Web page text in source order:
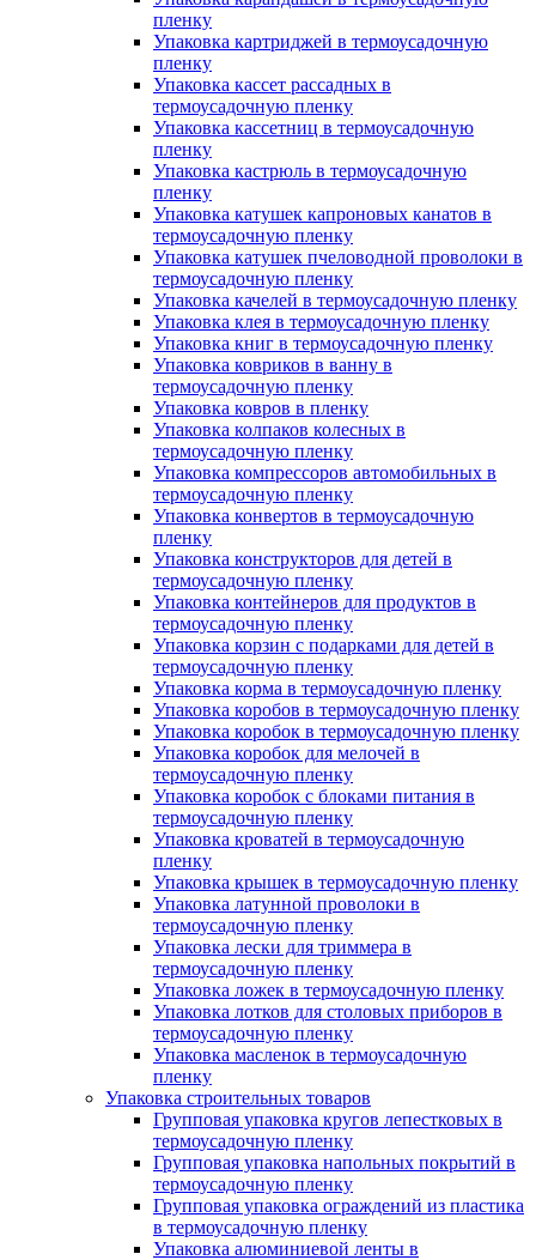
пленку
Упаковка картриджей в термоусадочную
пленку
Упаковка кассет рассадных в
термоусадочную пленку
Упаковка кассетниц в термоусадочную
пленку
Упаковка кастрюль в термоусадочную
пленку
Упаковка катушек капроновых канатов в
термоусадочную пленку
Упаковка катушек пчеловодной проволоки в
термоусадочную пленку
Упаковка качелей в термоусадочную пленку
Упаковка клея в термоусадочную пленку
Упаковка книг в термоусадочную пленку
Упаковка ковриков в ванну в
термоусадочную пленку
Упаковка ковров в пленку
Упаковка колпаков колесных в
термоусадочную пленку
Упаковка компрессоров автомобильных в
термоусадочную пленку
Упаковка конвертов в термоусадочную
пленку
Упаковка конструкторов для детей в
термоусадочную пленку
Упаковка контейнеров для продуктов в
термоусадочную пленку
Упаковка корзин с подарками для детей в
термоусадочную пленку
Упаковка корма в термоусадочную пленку
Упаковка коробов в термоусадочную пленку
Упаковка коробок в термоусадочную пленку
Упаковка коробок для мелочей в
термоусадочную пленку
Упаковка коробок с блоками питания в
термоусадочную пленку
Упаковка кроватей в термоусадочную
пленку
Упаковка крышек в термоусадочную пленку
Упаковка латунной проволоки в
термоусадочную пленку
Упаковка лески для триммера в
термоусадочную пленку
Упаковка ложек в термоусадочную пленку
Упаковка лотков для столовых приборов в
термоусадочную пленку
Упаковка масленок в термоусадочную
пленку
Упаковка строительных товаров
Групповая упаковка кругов лепестковых в
термоусадочную пленку
Групповая упаковка напольных покрытий в
термоусадочную пленку
Групповая упаковка ограждений из пластика
в термоусадочную пленку
Упаковка алюминиевой ленты в